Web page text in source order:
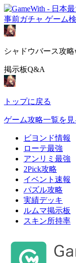
事前ガチャ ゲーム
シャドウバース攻
掲示板Q&A
トップに戻る
ゲーム攻略一覧を見
ビヨンド情報
ローテ最強
アンリミ最強
2Pick攻略
イベント速報
パズル攻略
実績デッキ
ルムマ掲示板
スキン所持率